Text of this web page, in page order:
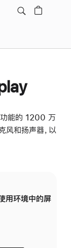
能的 1200 万
和扬声器，以
用环境中的屏